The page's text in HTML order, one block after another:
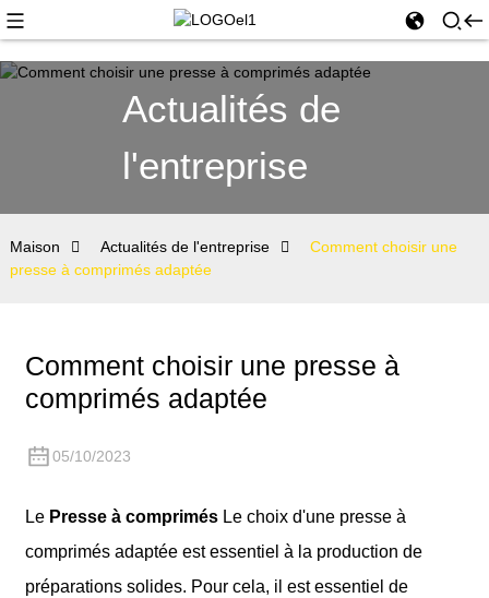
Actualités de
l'entreprise
Maison Actualités de l'entreprise
Comment choisir une
presse à comprimés adaptée
Comment choisir une presse à
comprimés adaptée
05/10/2023
Le Presse à comprimésLe choix d'une presse à
comprimés adaptée est essentiel à la production de
préparations solides. Pour cela, il est essentiel de